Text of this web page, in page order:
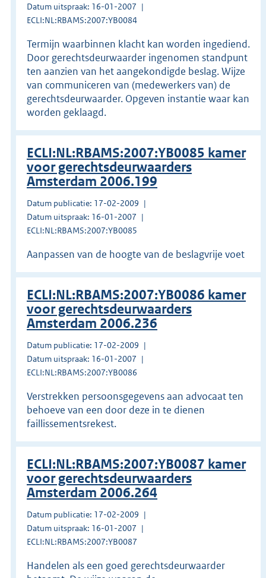
Datum uitspraak: 16-01-2007
ECLI:NL:RBAMS:2007:YB0084
Termijn waarbinnen klacht kan worden ingediend.
Door gerechtsdeurwaarder ingenomen standpunt
ten aanzien van het aangekondigde beslag. Wijze
van communiceren van (medewerkers van) de
gerechtsdeurwaarder. Opgeven instantie waar kan
worden geklaagd.
ECLI:NL:RBAMS:2007:YB0085 kamer
voor gerechtsdeurwaarders
Amsterdam 2006.199
Datum publicatie: 17-02-2009
Datum uitspraak: 16-01-2007
ECLI:NL:RBAMS:2007:YB0085
Aanpassen van de hoogte van de beslagvrije voet
ECLI:NL:RBAMS:2007:YB0086 kamer
voor gerechtsdeurwaarders
Amsterdam 2006.236
Datum publicatie: 17-02-2009
Datum uitspraak: 16-01-2007
ECLI:NL:RBAMS:2007:YB0086
Verstrekken persoonsgegevens aan advocaat ten
behoeve van een door deze in te dienen
faillissementsrekest.
ECLI:NL:RBAMS:2007:YB0087 kamer
voor gerechtsdeurwaarders
Amsterdam 2006.264
Datum publicatie: 17-02-2009
Datum uitspraak: 16-01-2007
ECLI:NL:RBAMS:2007:YB0087
Handelen als een goed gerechtsdeurwaarder